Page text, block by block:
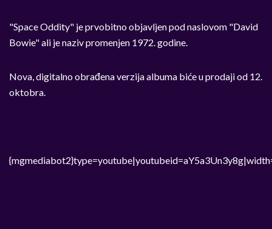
"Space Oddity" je prvobitno objavljen pod naslovom "David
Bowie" ali je naziv promenjen 1972. godine.
Nova, digitalno obrađena verzija albuma biće u prodaji od 12.
oktobra.